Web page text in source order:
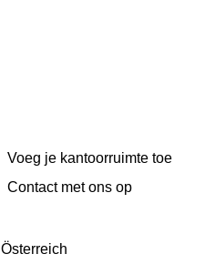
Voeg je kantoorruimte toe
Сontact met ons op
Österreich